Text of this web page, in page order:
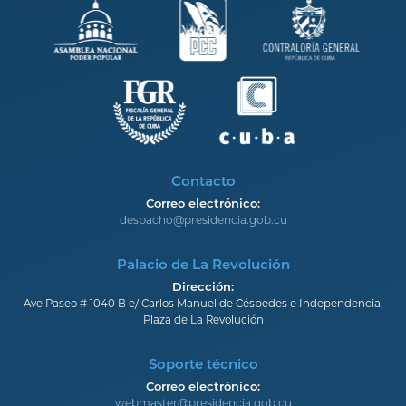
Contacto
Correo electrónico:
despacho@presidencia.gob.cu
Palacio de La Revolución
Dirección:
Ave Paseo # 1040 B e/ Carlos Manuel de Céspedes e Independencia,
Plaza de La Revolución
Soporte técnico
Correo electrónico:
webmaster@presidencia.gob.cu